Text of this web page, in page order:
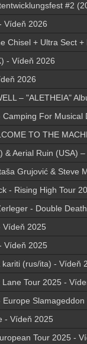
#2
Vídeň 2026
Chisel + Ultra Sect
- Vídeň 2026
2026
– "ALETHEIA"
Camping For Musical
TO THE
& Aerial Ruin (USA)
Grujović & Steve
- Rising High Tour
- Double
Vídeň 2025
Vídeň 2025
(rus/ita) - Vídeň
Tour 2025 -
Europe
- Vídeň 2025
Tour 2025 -